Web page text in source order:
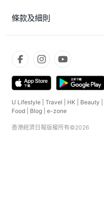
條款及細則
U Lifestyle Travel HK Beauty
Food
Blog e-zone
香港經濟日報版權所有©2026